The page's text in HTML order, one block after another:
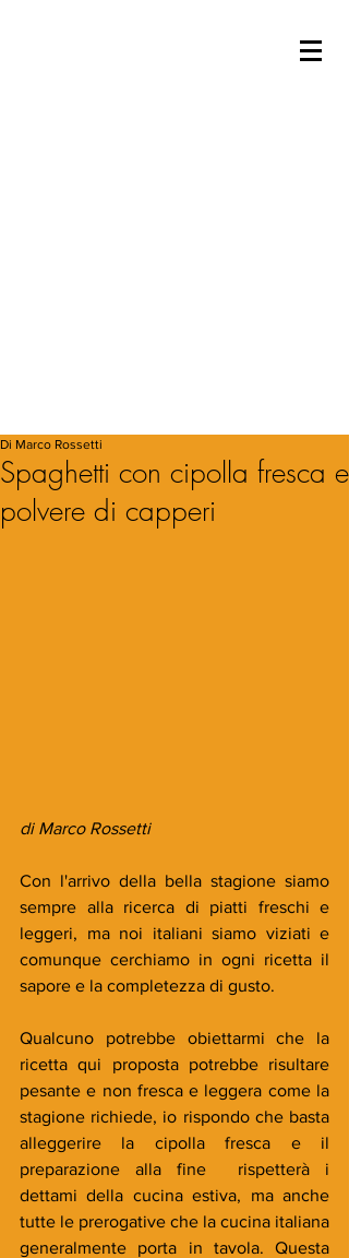
Spaghetti con cipolla fresca e
polvere di capperi
Di Marco Rossetti
di Marco Rossetti
Con l'arrivo della bella stagione siamo
sempre alla ricerca di piatti freschi e
leggeri, ma noi italiani siamo viziati e
comunque cerchiamo in ogni ricetta il
sapore e la completezza di gusto.
Qualcuno potrebbe obiettarmi che la
ricetta qui proposta potrebbe risultare
pesante e non fresca e leggera come la
stagione richiede, io rispondo che basta
alleggerire la cipolla fresca e il
preparazione alla fine  rispetterà i
dettami della cucina estiva, ma anche
tutte le prerogative che la cucina italiana
generalmente porta in tavola. Questa